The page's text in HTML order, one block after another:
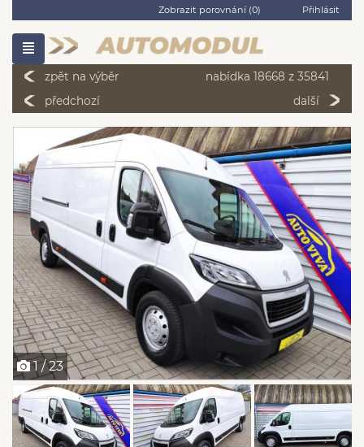
Zobrazit porovnání (0) Přihlásit
zpět na výběr
nabídka 18668 z 35841
předchozí
další
1 / 23